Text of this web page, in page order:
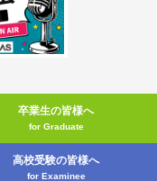
卒業生の皆様へ
for Graduate
高校受験の皆様へ
for Examinee